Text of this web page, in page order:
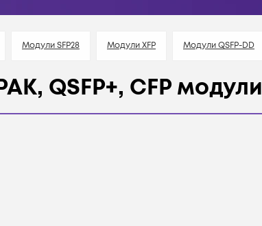
Модули SFP28 Модули XFP Модули QSFP-DD
QSFP+, CFP модули